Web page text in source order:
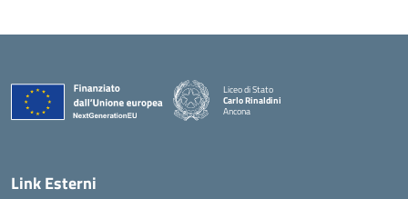
Liceo di Stato
Carlo Rinaldini
Ancona
Link Esterni